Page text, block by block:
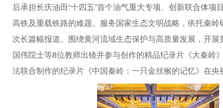
后承担长庆油田“十四五”首个油气重大专项、创新联合体
高铁及重载铁路的难题。服务国家生态文明战略，依托秦
次长篇幅报道。围绕黄河流域生态保护与高质量发展，开
国伟院士等8位教师出镜并参与创作的精品纪录片《大秦
法联合制作的纪录片《中国秦岭：一只金丝猴的记忆》在